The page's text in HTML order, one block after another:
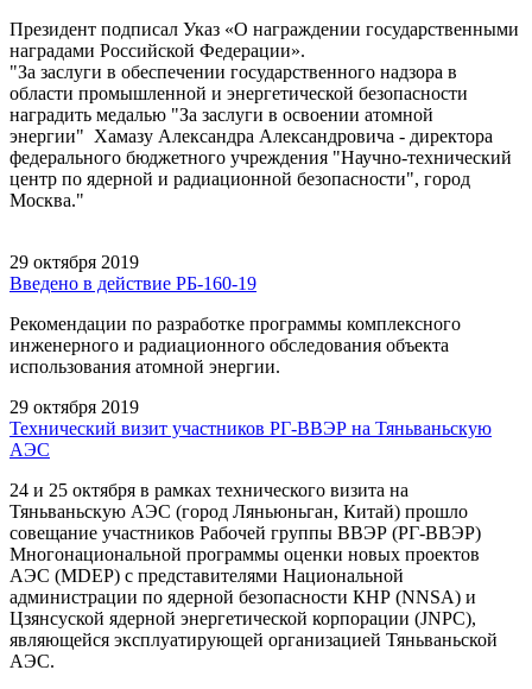
Президент подписал Указ «О награждении государственными
наградами Российской Федерации».
"За заслуги в обеспечении государственного надзора в
области промышленной и энергетической безопасности
наградить медалью "За заслуги в освоении атомной
энергии" Хамазу Александра Александровича - директора
федерального бюджетного учреждения "Научно-технический
центр по ядерной и радиационной безопасности", город
Москва."
29 октября 2019
Введено в действие РБ-160-19
Рекомендации по разработке программы комплексного
инженерного и радиационного обследования объекта
использования атомной энергии.
29 октября 2019
Технический визит участников РГ-ВВЭР на Тяньваньскую
АЭС
24 и 25 октября в рамках технического визита на
Тяньваньскую АЭС (город Ляньюньган, Китай) прошло
совещание участников Рабочей группы ВВЭР (РГ-ВВЭР)
Многонациональной программы оценки новых проектов
АЭС (MDEP) с представителями Национальной
администрации по ядерной безопасности КНР (NNSA) и
Цзянсуской ядерной энергетической корпорации (JNPC),
являющейся эксплуатирующей организацией Тяньваньской
АЭС.